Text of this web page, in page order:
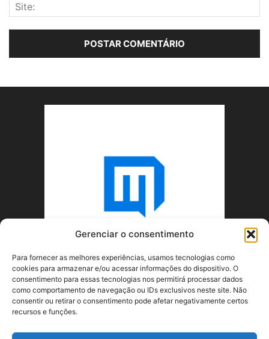
Gerenciar o consentimento
Para fornecer as melhores experiências, usamos tecnologias como
cookies para armazenar e/ou acessar informações do dispositivo. O
consentimento para essas tecnologias nos permitirá processar dados
como comportamento de navegação ou IDs exclusivos neste site. Não
consentir ou retirar o consentimento pode afetar negativamente certos
recursos e funções.